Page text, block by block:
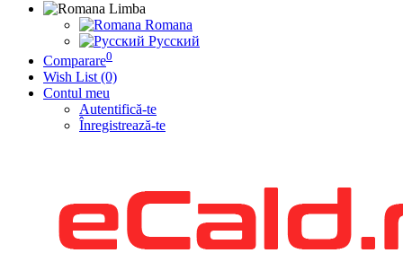
Limba
Romana
Русский
Comparare0
Wish List (0)
Contul meu
Autentifică-te
Înregistrează-te